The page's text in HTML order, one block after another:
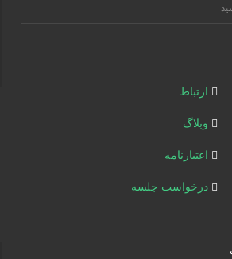
ارتباط
وبلاگ
اعتبارنامه
درخواست جلسه